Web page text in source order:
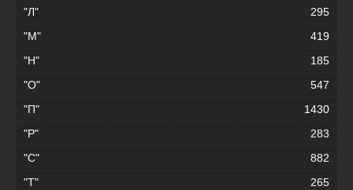
"Л"
295
"М"
419
"Н"
185
"О"
547
"П"
1430
"Р"
283
"С"
882
"Т"
265